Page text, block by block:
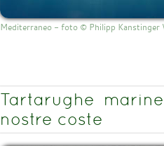
Mediterraneo - foto © Philipp Kanstinger
Tartarughe
nostre coste